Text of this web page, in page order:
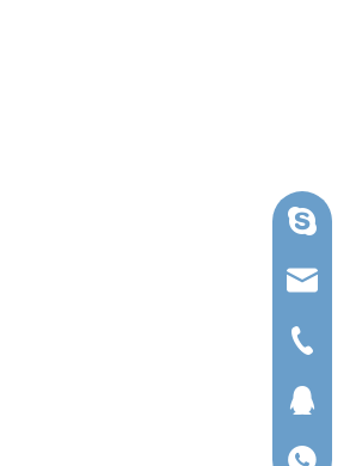
Skype
Tel
QQ